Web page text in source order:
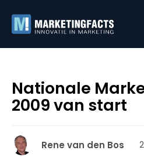
Nationale
2009 van start
Rene van den Bos